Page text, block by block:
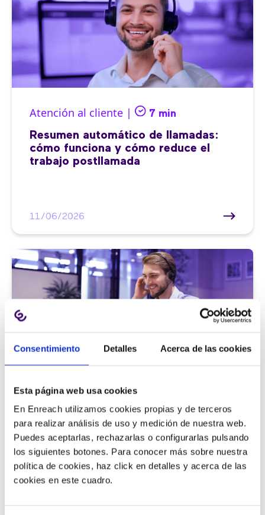
Consentimiento Detalles Acerca de las cookies
Esta página web usa cookies
En Enreach utilizamos cookies propias y de terceros
para realizar análisis de uso y medición de nuestra web.
Puedes aceptarlas, rechazarlas o configurarlas pulsando
los siguientes botones. Para conocer más sobre nuestra
política de cookies, haz click en detalles y acerca de las
cookies en este cuadro.
Atención al cliente | 7 min
Resumen automático de llamadas:
cómo funciona y cómo reduce el
trabajo postllamada
11/06/2026
9 métricas de call center para medir
la satisfacción del cliente
11/06/2026